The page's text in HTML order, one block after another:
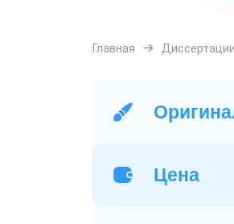
Главная Диссертации
Цена